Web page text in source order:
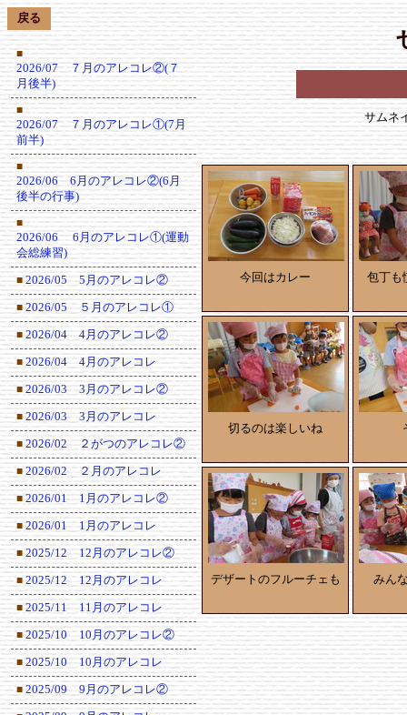
戻る
■
2026/07 ７月のアレコレ②(７
月後半)
■
2026/07 ７月のアレコレ①(7月
前半)
■
2026/06 6月のアレコレ②(6月
後半の行事)
■
2026/06 6月のアレコレ①(運動
会総練習)
■ 2026/05 5月のアレコレ②
■ 2026/05 ５月のアレコレ①
■ 2026/04 4月のアレコレ②
■ 2026/04 4月のアレコレ
■ 2026/03 3月のアレコレ②
■ 2026/03 3月のアレコレ
■ 2026/02 ２がつのアレコレ②
■ 2026/02 ２月のアレコレ
■ 2026/01 1月のアレコレ②
■ 2026/01 1月のアレコレ
■ 2025/12 12月のアレコレ②
■ 2025/12 12月のアレコレ
■ 2025/11 11月のアレコレ
■ 2025/10 10月のアレコレ②
■ 2025/10 10月のアレコレ
■ 2025/09 9月のアレコレ②
サムネ
今回はカレー 包丁も
切るのは楽しいね
デザートのフルーチェも みん